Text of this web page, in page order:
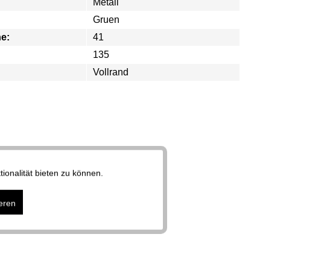
Metall
Gruen
41
135
Vollrand
Aktiv
bieten zu können.